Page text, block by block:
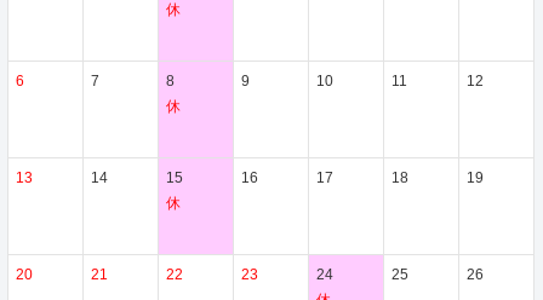
休
6 7
8
休
9 10 11 12
13 14
15
休
16 17 18 19
20 21 22 23
24
25 26